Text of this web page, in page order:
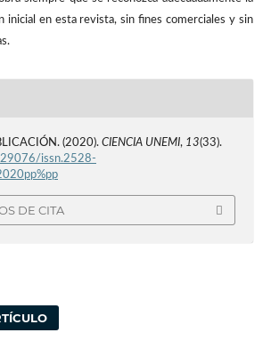
inicial en esta revista, sin fines comerciales y sin
(2020). CIENCIA UNEMI, 13(33).
issn.2528-
DE CITA